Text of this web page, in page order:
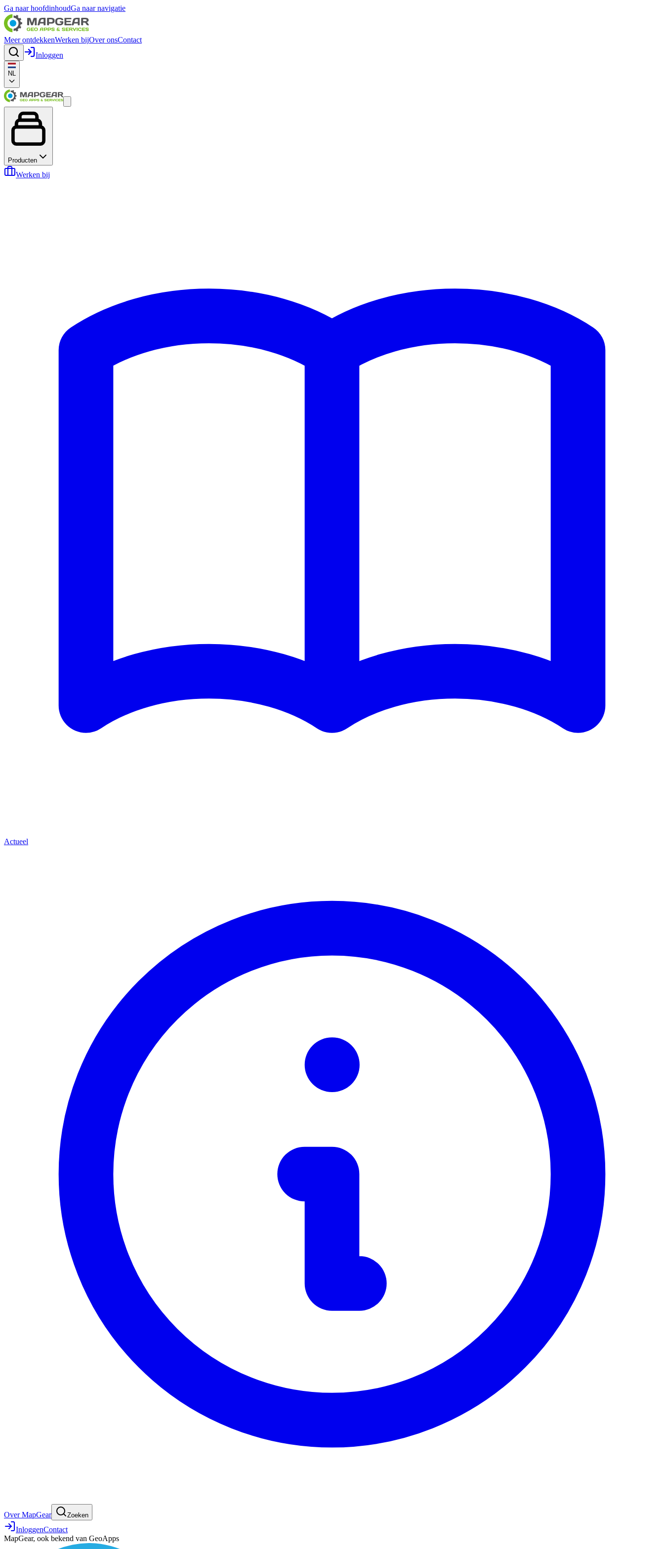
Ga naar hoofdinhoudGa naar navigatie
Meer ontdekkenWerken bijOver onsContact
Inloggen
NL
Producten
Werken bij
Actueel
Over MapGear Zoeken
InloggenContact
MapGear, ook bekend van GeoApps